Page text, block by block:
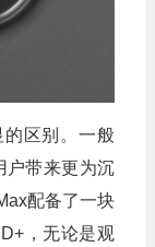
的区别。一般
户带来更为沉
配备了一块
，无论是观